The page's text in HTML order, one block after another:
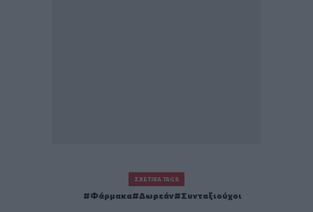
ΣΧΕΤΙΚΆ TAGS
Φάρμακα Δωρεάν Συνταξιούχοι